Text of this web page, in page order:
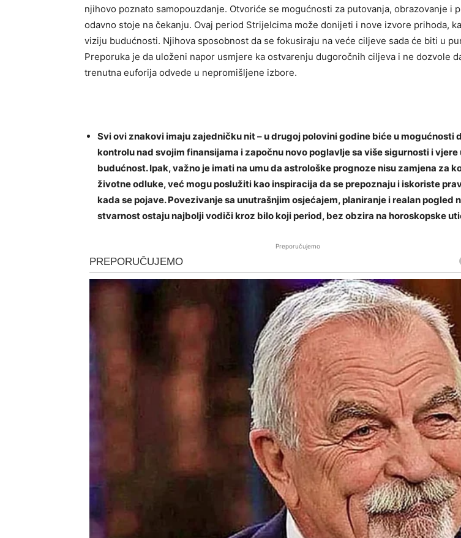
njihovo poznato samopouzdanje. Otvoriće se mogućnosti za putovanja, obrazovanje i
odavno stoje na čekanju. Ovaj period Strijelcima može donijeti i nove izvore prihoda,
viziju budućnosti. Njihova sposobnost da se fokusiraju na veće ciljeve sada će biti u
Preporuka je da uloženi napor usmjere ka ostvarenju dugoročnih ciljeva i ne dozvole
trenutna euforija odvede u nepromišljene izbore.
Svi ovi znakovi imaju zajedničku nit – u drugoj polovini godine biće u mogućnosti
kontrolu nad svojim finansijama i započnu novo poglavlje sa više sigurnosti i vjere
budućnost. Ipak, važno je imati na umu da astrološke prognoze nisu zamjena za
životne odluke, već mogu poslužiti kao inspiracija da se prepoznaju i iskoriste
kada se pojave. Povezivanje sa unutrašnjim osjećajem, planiranje i realan pogled
stvarnost ostaju najbolji vodiči kroz bilo koji period, bez obzira na horoskopske
Preporučujemo